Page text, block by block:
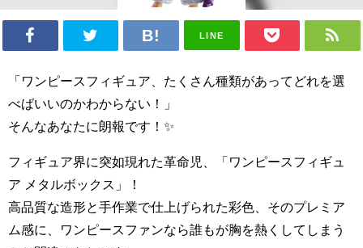
LINE
「ワンピースフィギュア、たくさん種類があってどれを選
べばいいのかわからない！」
そんなあなたに朗報です！✨
フィギュア界に突如現れた革命児、「ワンピースフィギュ
ア メタルボックス」！
高品質な造形と手作業で仕上げられた彩色、そのプレミア
ム感に、ワンピースファンなら誰もが胸を熱くしてしまう